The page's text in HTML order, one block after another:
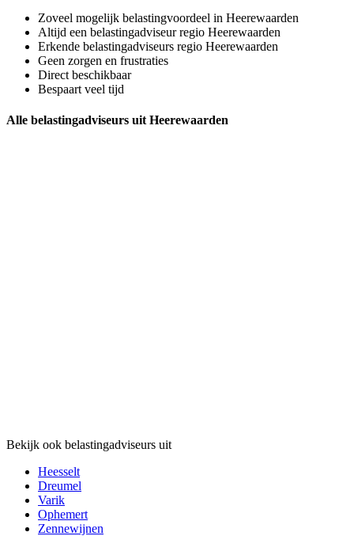
Zoveel mogelijk belastingvoordeel in Heerewaarden
Altijd een belastingadviseur regio Heerewaarden
Erkende belastingadviseurs regio Heerewaarden
Geen zorgen en frustraties
Direct beschikbaar
Bespaart veel tijd
Alle belastingadviseurs uit Heerewaarden
Bekijk ook belastingadviseurs uit
Heesselt
Dreumel
Varik
Ophemert
Zennewijnen